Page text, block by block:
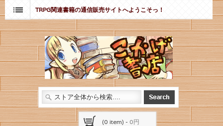
TRPG関連書籍の通信販売サイトへようこそっ！
(0 item) - 0円